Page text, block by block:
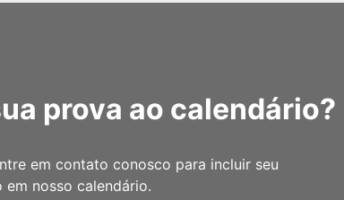
prova ao calendário?
em contato conosco para incluir seu
em nosso calendário.